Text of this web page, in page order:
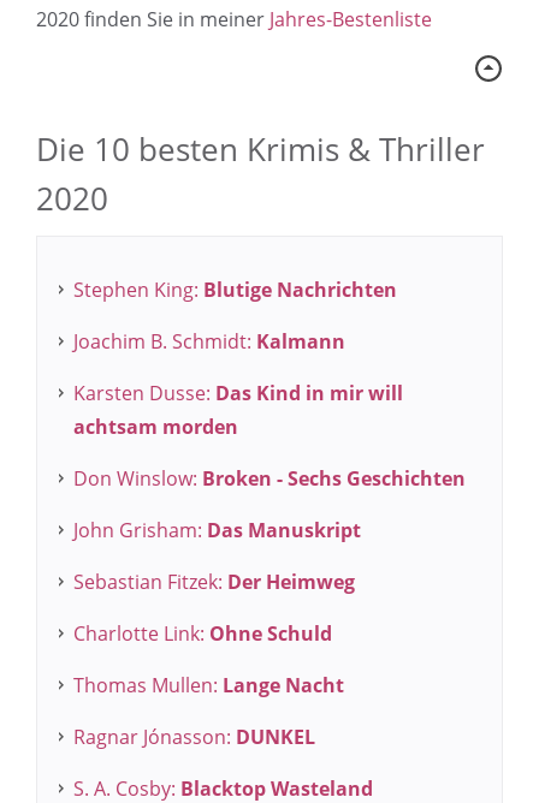
2020 finden Sie in meiner Jahres-Bestenliste
Die 10 besten Krimis & Thriller
2020
Stephen King: Blutige Nachrichten
Joachim B. Schmidt: Kalmann
Karsten Dusse: Das Kind in mir will
achtsam morden
Don Winslow: Broken - Sechs Geschichten
John Grisham: Das Manuskript
Sebastian Fitzek: Der Heimweg
Charlotte Link: Ohne Schuld
Thomas Mullen: Lange Nacht
Ragnar Jónasson: DUNKEL
S. A. Cosby: Blacktop Wasteland